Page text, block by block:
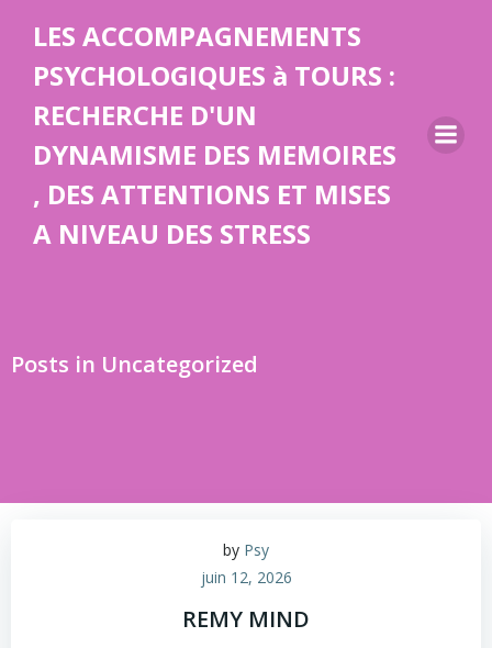
au
contenu
LES ACCOMPAGNEMENTS
PSYCHOLOGIQUES à TOURS :
RECHERCHE D'UN
DYNAMISME DES MEMOIRES
, DES ATTENTIONS ET MISES
A NIVEAU DES STRESS
Posts in Uncategorized
by Psy
juin 12, 2026
REMY MIND